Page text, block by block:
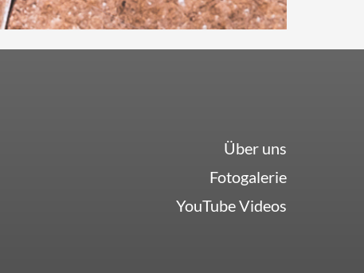
Über uns
Fotogalerie
YouTube Videos